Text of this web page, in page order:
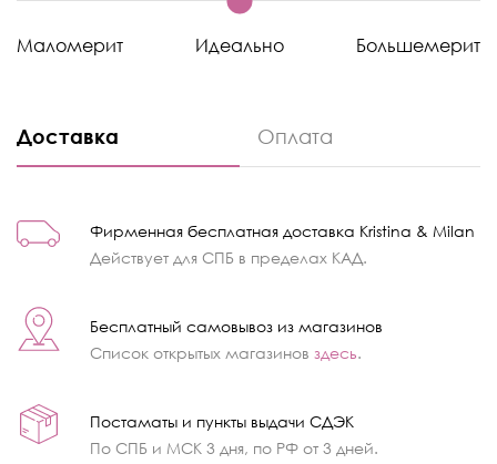
Маломерит Идеально Большемерит
Доставка Оплата
Фирменная бесплатная доставка Kristina & Milan
Действует для СПБ в пределах КАД.
Бесплатный самовывоз из магазинов
Список открытых магазинов здесь.
Постаматы и пункты выдачи СДЭК
По СПБ и МСК 3 дня, по РФ от 3 дней.